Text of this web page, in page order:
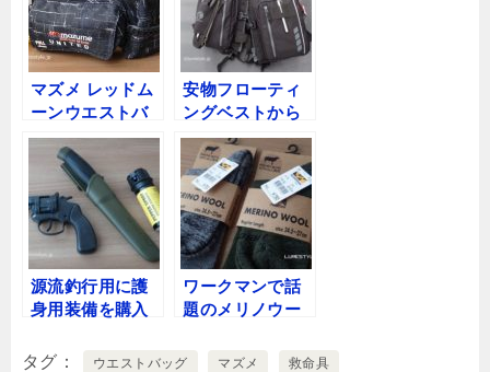
マズメ レッドム
ーンウエストバ
ッグに専用ライ
フポーチを装着
安物フローティ
ングベストから
パズデザインの
アルティメット
V-Ⅲへ
源流釣行用に護
身用装備を購入
ワークマンで話
題のメリノウー
インウェアを購
タグ ウエストバッグ マズメ 救命具